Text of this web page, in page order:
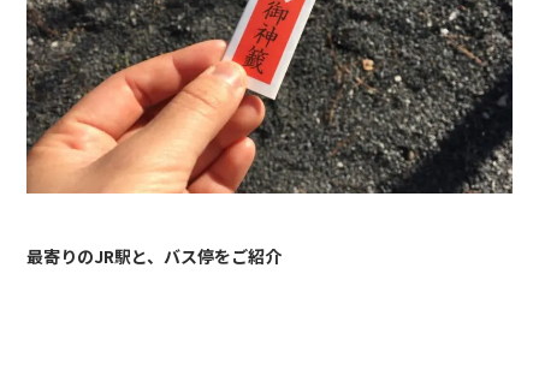
最寄りのJR駅と、バス停をご紹介